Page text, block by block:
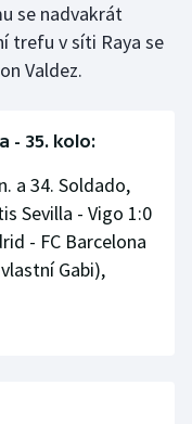
se nadvakrát
trefu v síti Raya se
Valdez.
- 35. kolo:
a 34. Soldado,
Sevilla - Vigo 1:0
- FC Barcelona
Gabi),